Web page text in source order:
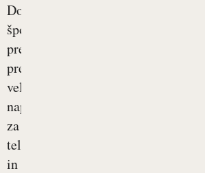
Dolgotrajne
športne
preizkušnje
predstavljajo
velik
napor
za
telo
in